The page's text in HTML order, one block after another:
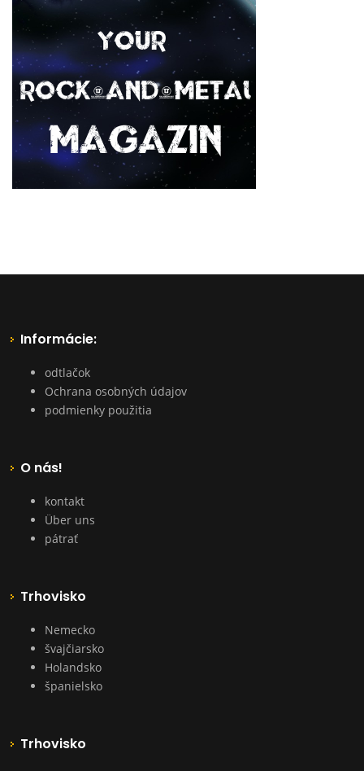
Informácie:
odtlačok
Ochrana osobných údajov
podmienky použitia
O nás!
kontakt
Über uns
pátrať
Trhovisko
Nemecko
švajčiarsko
Holandsko
španielsko
Trhovisko